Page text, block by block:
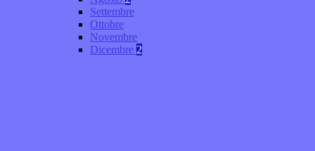
Settembre
Ottobre
Novembre
Dicembre 2